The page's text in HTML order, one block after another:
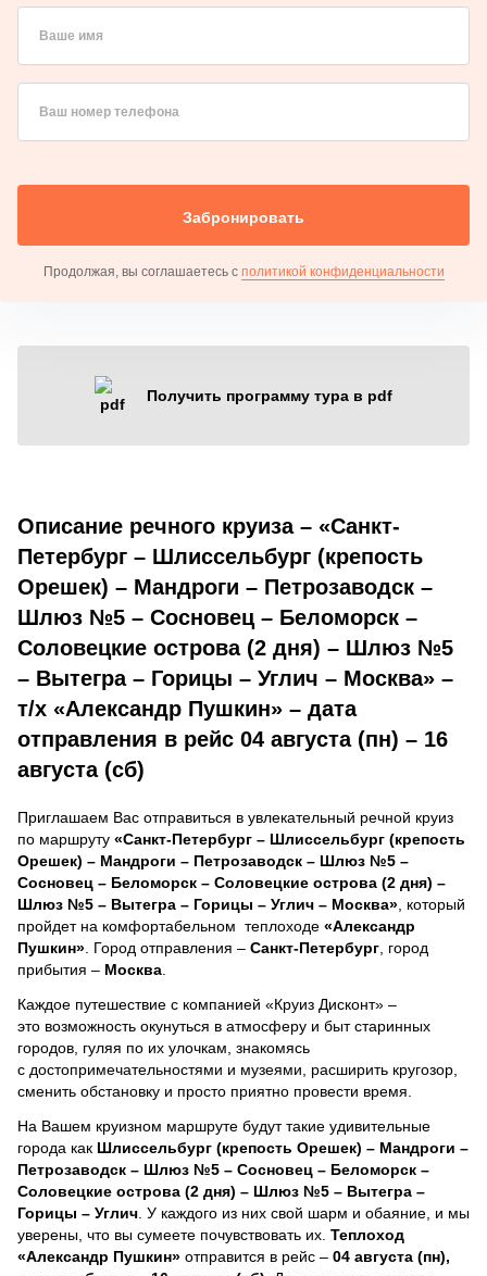
Ваше имя
Ваш номер телефона
Забронировать
Продолжая, вы соглашаетесь с политикой конфиденциальности
Получить программу тура в pdf
Описание речного круиза – «Санкт-
Петербург – Шлиссельбург (крепость
Орешек) – Мандроги – Петрозаводск –
Шлюз №5 – Сосновец – Беломорск –
Соловецкие острова (2 дня) – Шлюз №5
– Вытегра – Горицы – Углич – Москва» –
т/х «Александр Пушкин» – дата
отправления в рейс 04 августа (пн) – 16
августа (сб)
Приглашаем Вас отправиться в увлекательный речной круиз
по маршруту «Санкт-Петербург – Шлиссельбург (крепость
Орешек) – Мандроги – Петрозаводск – Шлюз №5 –
Сосновец – Беломорск – Соловецкие острова (2 дня) –
Шлюз №5 – Вытегра – Горицы – Углич – Москва» , который
пройдет на комфортабельном теплоходе «Александр
Пушкин» . Город отправления – Санкт-Петербург , город
прибытия – Москва
Каждое путешествие с компанией «Круиз Дисконт» –
это возможность окунуться в атмосферу и быт старинных
городов, гуляя по их улочкам, знакомясь
с достопримечательностями и музеями, расширить кругозор,
сменить обстановку и просто приятно провести время.
На Вашем круизном маршруте будут такие удивительные
города как Шлиссельбург (крепость Орешек) – Мандроги –
Петрозаводск – Шлюз №5 – Сосновец – Беломорск –
Соловецкие острова (2 дня) – Шлюз №5 – Вытегра –
Горицы – Углич . У каждого из них свой шарм и обаяние, и мы
уверены, что вы сумеете почувствовать их. Теплоход
«Александр Пушкин» отправится в рейс – 04 августа (пн),